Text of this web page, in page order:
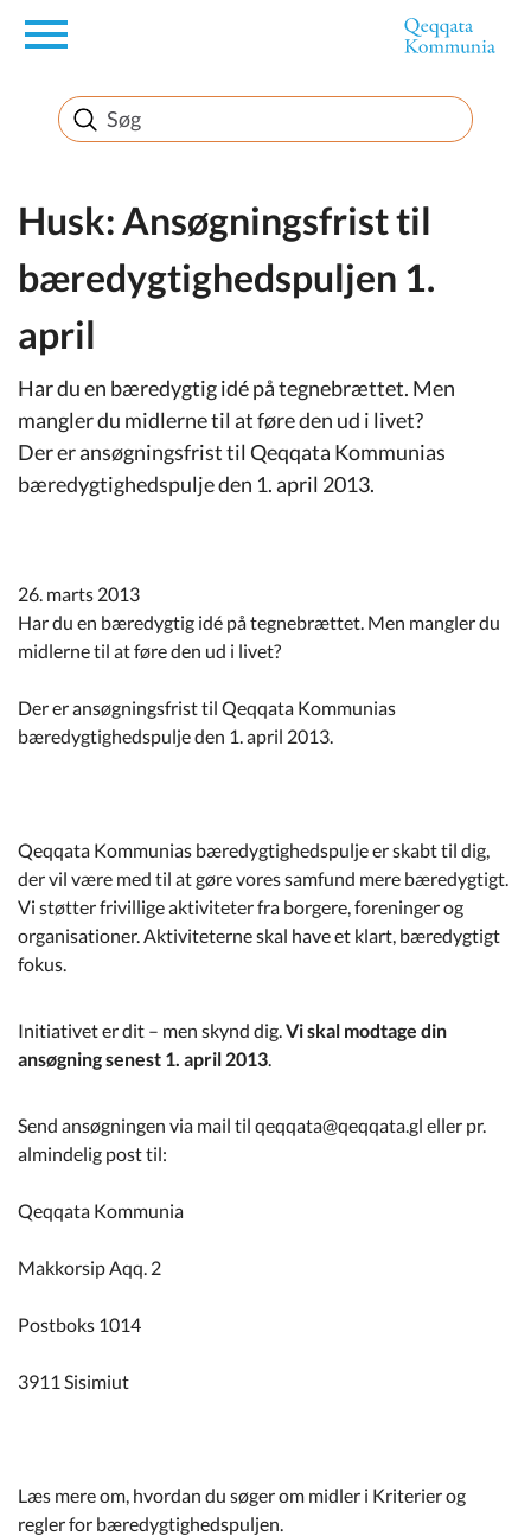
en
Borger
Erhverv
Politik
Turisme
Selvbetjening
Om Kommunen
Husk: Ansøgningsfrist til
bæredygtighedspuljen 1.
april
Har du en bæredygtig idé på tegnebrættet. Men
mangler du midlerne til at føre den ud i livet?
Der er ansøgningsfrist til Qeqqata Kommunias
bæredygtighedspulje den 1. april 2013.
26. marts 2013
Har du en bæredygtig idé på tegnebrættet. Men mangler du
midlerne til at føre den ud i livet?
Der er ansøgningsfrist til Qeqqata Kommunias
bæredygtighedspulje den 1. april 2013.
Qeqqata Kommunias bæredygtighedspulje er skabt til dig,
der vil være med til at gøre vores samfund mere bæredygtigt.
Vi støtter frivillige aktiviteter fra borgere, foreninger og
organisationer. Aktiviteterne skal have et klart, bæredygtigt
fokus.
Initiativet er dit – men skynd dig. Vi skal modtage din
ansøgning senest 1. april 2013
Send ansøgningen via mail til qeqqata@qeqqata.gl eller pr.
almindelig post til:
Qeqqata Kommunia
Makkorsip Aqq. 2
Postboks 1014
3911 Sisimiut
Læs mere om, hvordan du søger om midler i Kriterier og
regler for bæredygtighedspuljen.